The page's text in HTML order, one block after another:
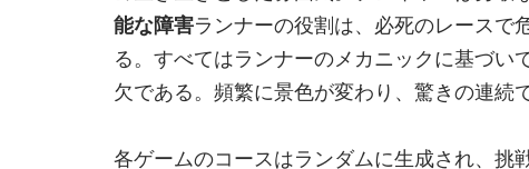
能な障害ランナーの役割は、必死のレースで
る。すべてはランナーのメカニックに基づい
欠である。頻繁に景色が変わり、驚きの連続
各ゲームのコースはランダムに生成され、挑